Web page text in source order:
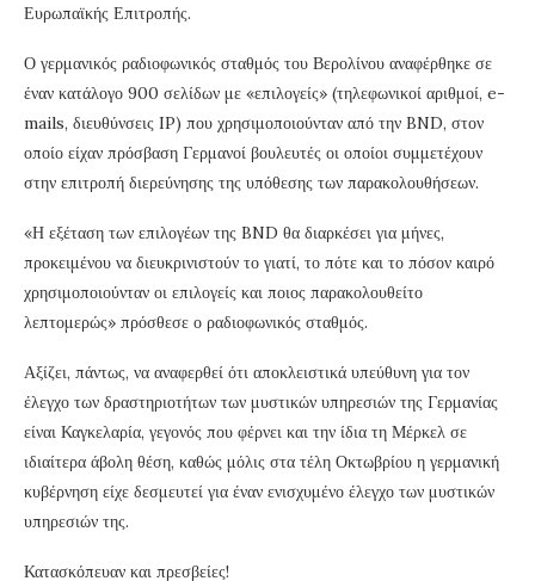
Ευρωπαϊκής Επιτροπής.
Ο γερμανικός ραδιοφωνικός σταθμός του Βερολίνου αναφέρθηκε σε
έναν κατάλογο 900 σελίδων με «επιλογείς» (τηλεφωνικοί αριθμοί, e-
mails, διευθύνσεις IP) που χρησιμοποιούνταν από την BND, στον
οποίο είχαν πρόσβαση Γερμανοί βουλευτές οι οποίοι συμμετέχουν
στην επιτροπή διερεύνησης της υπόθεσης των παρακολουθήσεων.
«Η εξέταση των επιλογέων της BND θα διαρκέσει για μήνες,
προκειμένου να διευκρινιστούν το γιατί, το πότε και το πόσον καιρό
χρησιμοποιούνταν οι επιλογείς και ποιος παρακολουθείτο
λεπτομερώς» πρόσθεσε ο ραδιοφωνικός σταθμός.
Αξίζει, πάντως, να αναφερθεί ότι αποκλειστικά υπεύθυνη για τον
έλεγχο των δραστηριοτήτων των μυστικών υπηρεσιών της Γερμανίας
είναι Καγκελαρία, γεγονός που φέρνει και την ίδια τη Μέρκελ σε
ιδιαίτερα άβολη θέση, καθώς μόλις στα τέλη Οκτωβρίου η γερμανική
κυβέρνηση είχε δεσμευτεί για έναν ενισχυμένο έλεγχο των μυστικών
υπηρεσιών της.
Κατασκόπευαν και πρεσβείες!